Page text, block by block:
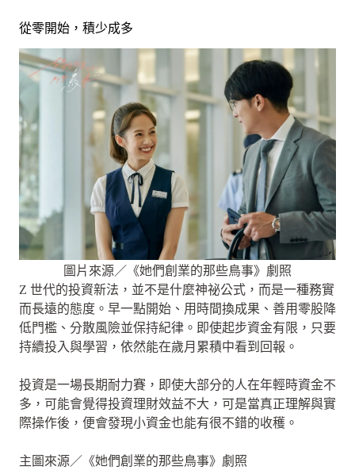
從零開始，積少成多
圖片來源／《她們創業的那些鳥事》劇照
Z 世代的投資新法，並不是什麼神祕公式，而是一種務實
而長遠的態度。早一點開始、用時間換成果、善用零股降
低門檻、分散風險並保持紀律。即使起步資金有限，只要
持續投入與學習，依然能在歲月累積中看到回報。
投資是一場長期耐力賽，即使大部分的人在年輕時資金不
多，可能會覺得投資理財效益不大，可是當真正理解與實
際操作後，便會發現小資金也能有很不錯的收穫。
主圖來源／《她們創業的那些鳥事》劇照